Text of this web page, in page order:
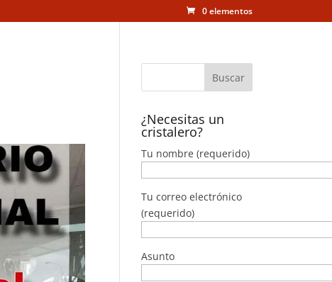
0 elementos
¿Necesitas un
cristalero?
Tu nombre (requerido)
Tu correo electrónico
(requerido)
Asunto